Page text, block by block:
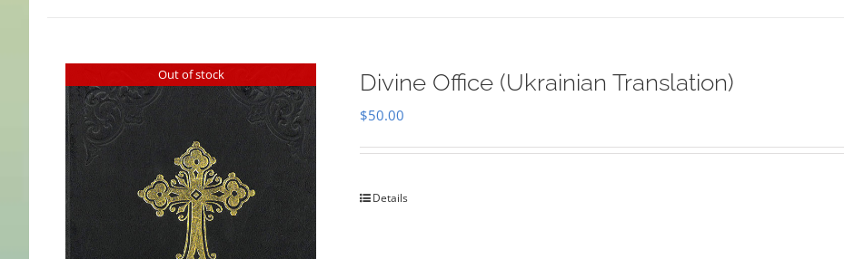
Out of stock Divine Office (Ukrainian Translation)
$50.00
Details